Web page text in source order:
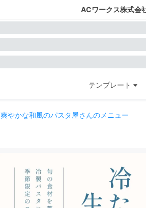
ACワークス株式会
テンプレート
爽やかな和風のパスタ屋さんのメニュー